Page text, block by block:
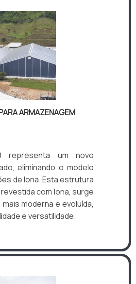
ARMAZENAGEM
representa um novo
eliminando o modelo
de lona. Esta estrutura
com lona, surge
moderna e evoluída,
e versatilidade.